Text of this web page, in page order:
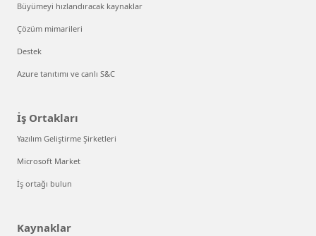
Büyümeyi hızlandıracak kaynaklar
Çözüm mimarileri
Destek
Azure tanıtımı ve canlı S&C
İş Ortakları
Yazılım Geliştirme Şirketleri
Microsoft Market
İş ortağı bulun
Kaynaklar